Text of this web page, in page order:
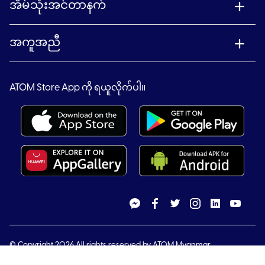
အိမ်သုံးအင်တာနက်
အကူအညီ
ATOM Store App ကို ရယူလိုက်ပါ။
© Copyright 2026 All rights reserved by ATOM Myanmar.